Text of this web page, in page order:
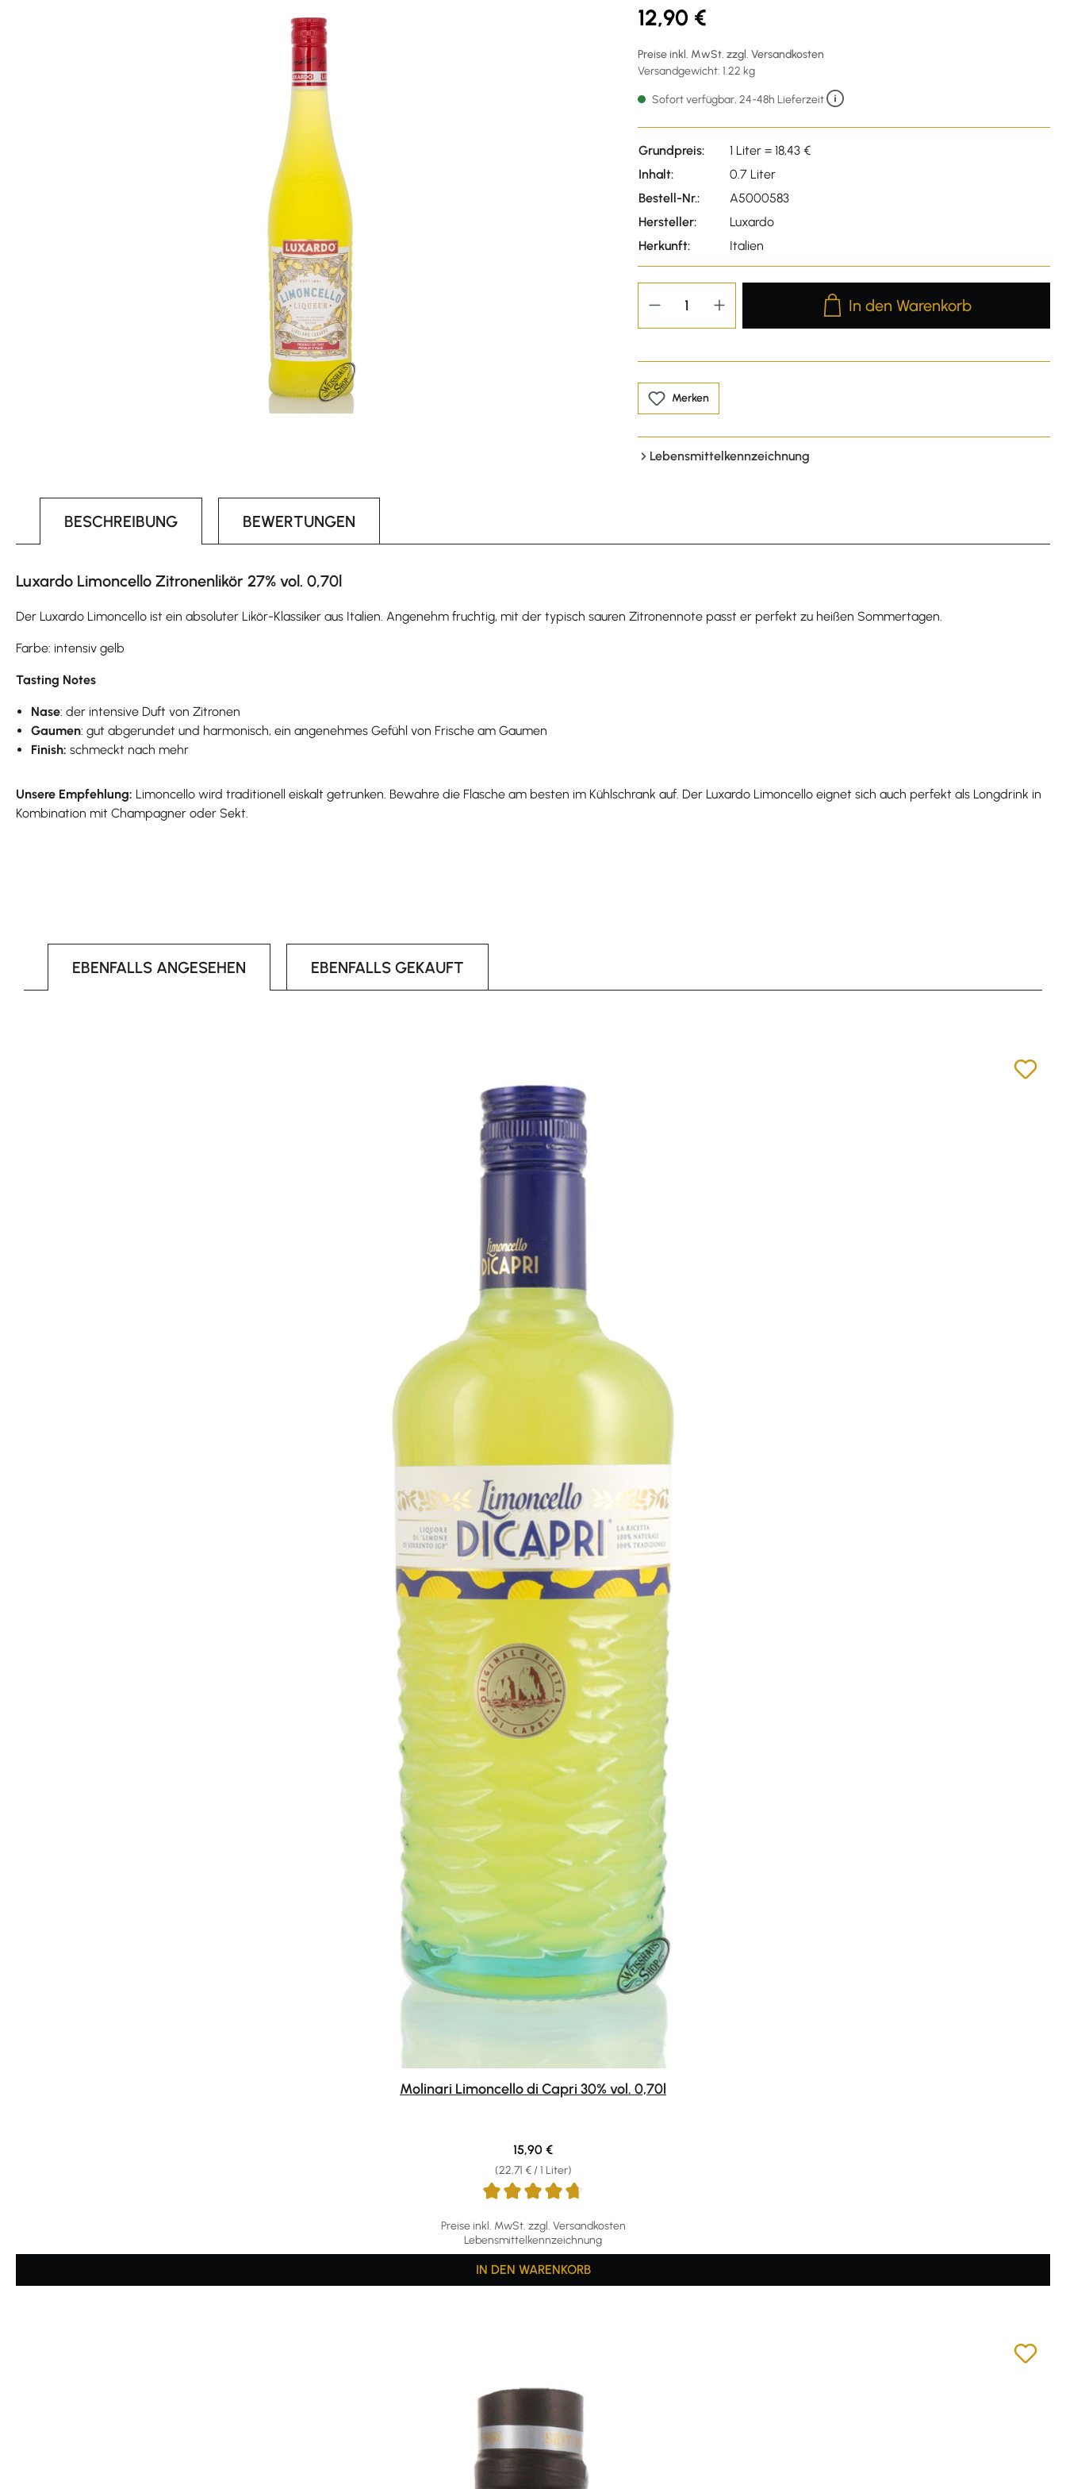
12,90 €
Preise inkl. MwSt. zzgl. Versandkosten
Versandgewicht: 1.22 kg
Sofort verfügbar, 24-48h Lieferzeit
Grundpreis:
1 Liter = 18,43 €
Inhalt:
0.7 Liter
Bestell-Nr.:
A5000583
Hersteller:
Luxardo
Herkunft:
Italien
Produkt Anzahl: Gib den
In den Warenkorb
Merken
Lebensmittelkennzeichnung
BESCHREIBUNG BEWERTUNGEN
Luxardo Limoncello Zitronenlikör 27% vol. 0,70l
Der Luxardo Limoncello ist ein absoluter Likör-Klassiker aus Italien. Angenehm fruchtig, mit der typisch sauren Zitronennote passt er perfekt zu heißen Sommertagen.
Farbe: intensiv gelb
Tasting Notes
Nase: der intensive Duft von Zitronen
Gaumen: gut abgerundet und harmonisch, ein angenehmes Gefühl von Frische am Gaumen
Finish:schmeckt nach mehr
Unsere Empfehlung: Limoncello wird traditionell eiskalt getrunken. Bewahre die Flasche am besten im Kühlschrank auf. Der Luxardo Limoncello eignet sich auch perfekt als Longdrink in
Kombination mit Champagner oder Sekt.
EBENFALLS ANGESEHEN EBENFALLS GEKAUFT
Molinari Limoncello di Capri 30% vol. 0,70l
Preise inkl. MwSt. zzgl. Versandkosten
Lebensmittelkennzeichnung
(22,71 € / 1 Liter)
Regulärer Preis:
15,90 €
IN DEN WARENKORB